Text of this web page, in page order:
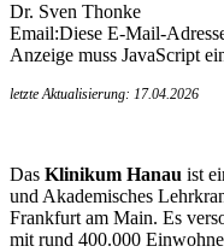
Dr. Sven Thonke
Email:Diese E-Mail-
Anzeige muss JavaScript
letzte Aktualisierung: 17.04.2026
Das Klinikum Hanau ist
und Akademisches
Frankfurt am Main. Es
mit rund 400.000